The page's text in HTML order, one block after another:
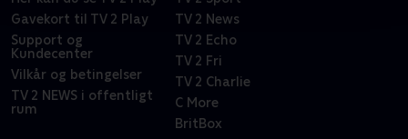
Gavekort til TV 2 Play
Support og
Kundecenter
Vilkår og betingelser
TV 2 NEWS i offentligt
rum
TV 2 News
TV 2 Echo
TV 2 Fri
TV 2 Charlie
C More
BritBox